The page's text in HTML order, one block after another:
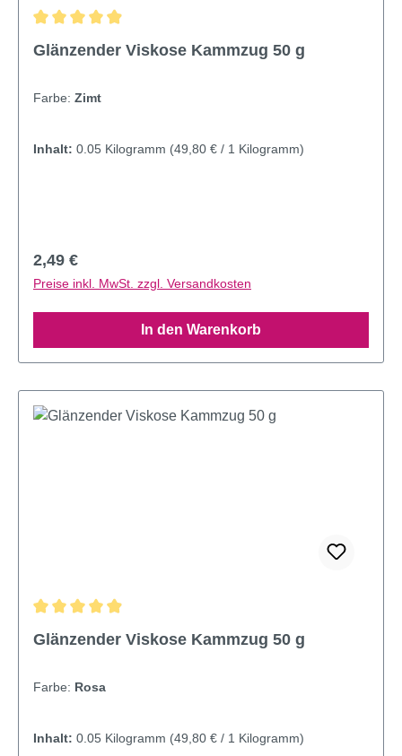
Glänzender Viskose Kammzug 50 g
Farbe: Zimt
Inhalt: 0.05 Kilogramm (49,80 € / 1 Kilogramm)
Regulärer Preis:
2,49 €
Preise inkl. MwSt. zzgl. Versandkosten
In den Warenkorb
Glänzender Viskose Kammzug 50 g
Farbe: Rosa
Inhalt: 0.05 Kilogramm (49,80 € / 1 Kilogramm)